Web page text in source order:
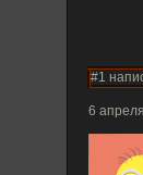
#1
6